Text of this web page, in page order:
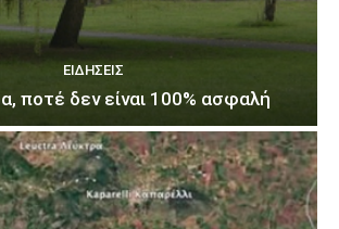
ΕΙΔΉΣΕΙΣ
ποτέ δεν είναι 100% ασφαλή